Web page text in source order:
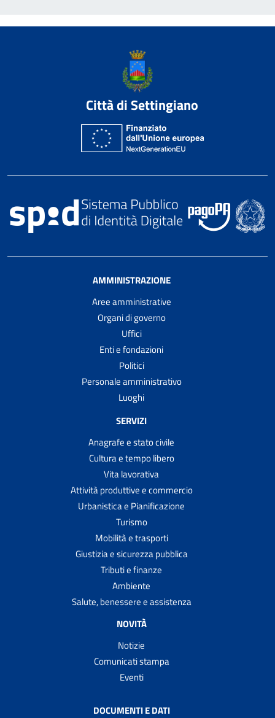
Città di Settingiano
AMMINISTRAZIONE
Aree amministrative
Organi di governo
Uffici
Enti e fondazioni
Politici
Personale amministrativo
Luoghi
SERVIZI
Anagrafe e stato civile
Cultura e tempo libero
Vita lavorativa
Attività produttive e commercio
Urbanistica e Pianificazione
Turismo
Mobilità e trasporti
Giustizia e sicurezza pubblica
Tributi e finanze
Ambiente
Salute, benessere e assistenza
NOVITÀ
Notizie
Comunicati stampa
Eventi
DOCUMENTI E DATI